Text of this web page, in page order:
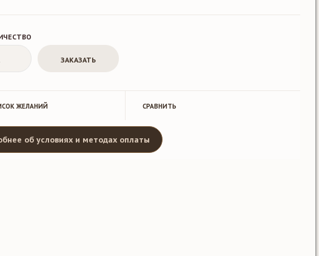
ЖЕЛАНИЙ CРАВНИТЬ
об условиях и методах оплаты